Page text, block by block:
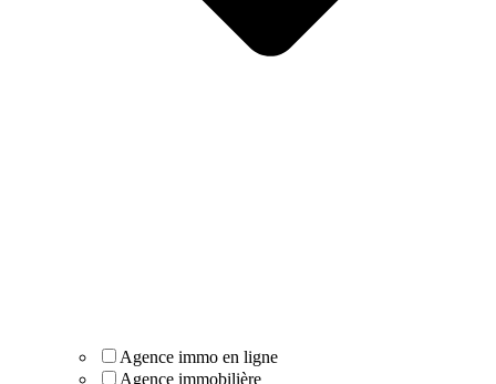
Agence immo en ligne
Agence immobilière